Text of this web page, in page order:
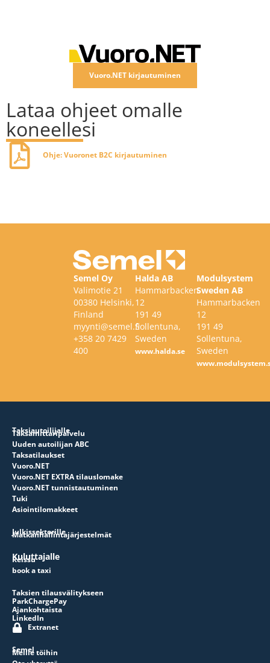
Vuoro.NET kirjautuminen
Lataa ohjeet omalle
koneellesi
Ohje: Vuoronet B2C kirjautuminen
Semel Oy
Valimotie 21
00380 Helsinki,
Finland
myynti@semel.fi
+358 20 7429
400
Halda AB
Hammarbacken
12
191 49
Sollentuna,
Sweden
www.halda.se
Modulsystem
Sweden AB
Hammarbacken
12
191 49
Sollentuna,
Sweden
Taksiautoilijalle
Taksamittaripalvelu
Uuden autoilijan ABC
Taksatilaukset
Vuoro.NET
Vuoro.NET EXTRA tilauslomake
Vuoro.NET tunnistautuminen
Tuki
Asiointilomakkeet
Julkissektorille
Matkanhallintajärjestelmät
Kuluttajalle
Reissu
book a taxi
Taksien tilausvälitykseen
ParkChargePay
Ajankohtaista
LinkedIn
Extranet
Semel
Meille töihin